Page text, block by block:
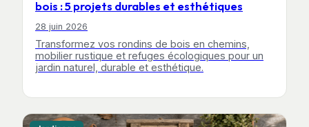
bois : 5 projets durables et esthétiques
28 juin 2026
Transformez vos rondins de bois en chemins,
mobilier rustique et refuges écologiques pour un
jardin naturel, durable et esthétique.